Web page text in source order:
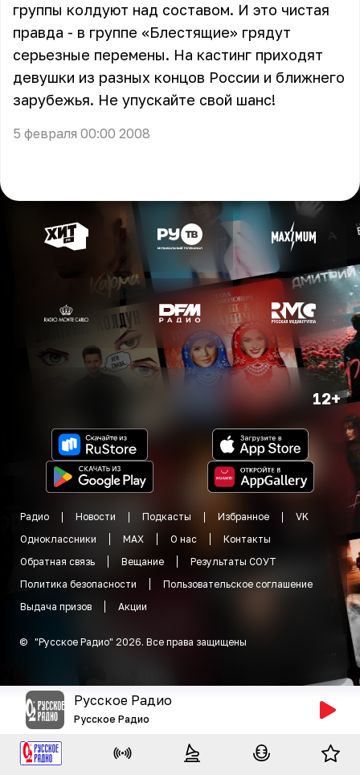
группы колдуют над составом. И это чистая
правда - в группе «Блестящие» грядут
серьезные перемены. На кастинг приходят
девушки из разных концов России и ближнего
зарубежья. Не упускайте свой шанс!
5 февраля 00:00 2008
12+
Радио Новости Подкасты Избранное
VK
Одноклассники
MAX О нас
Контакты
Обратная связь
Вещание
Результаты СОУТ
Политика безопасности
Пользовательское соглашение
Выдача призов
Акции
© "Русское Радио" 2026. Все права защищены
Русское Радио
Русское Радио